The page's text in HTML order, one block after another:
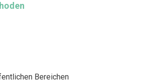
Bereichen